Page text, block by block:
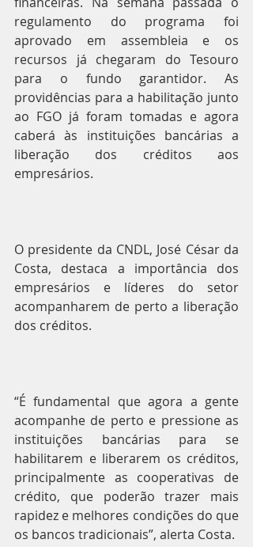
regulamento do programa foi
aprovado em assembleia e os
recursos já chegaram do Tesouro
para o fundo garantidor. As
providências para a habilitação junto
ao FGO já foram tomadas e agora
caberá às instituições bancárias a
liberação dos créditos aos
empresários.
O presidente da CNDL, José César da
Costa, destaca a importância dos
empresários e líderes do setor
acompanharem de perto a liberação
dos créditos.
“É fundamental que agora a gente
acompanhe de perto e pressione as
instituições bancárias para se
habilitarem e liberarem os créditos,
principalmente as cooperativas de
crédito, que poderão trazer mais
rapidez e melhores condições do que
os bancos tradicionais”, alerta Costa.